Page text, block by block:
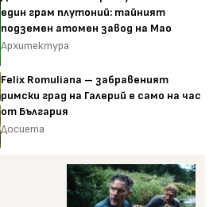
един грам плутоний: тайният
подземен атомен завод на Мао
Архитектура
Felix Romuliana – забравеният
римски град на Галерий е само на час
от България
Досиета